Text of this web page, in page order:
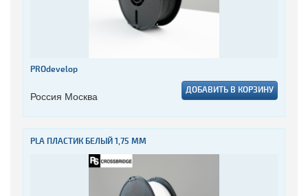
PROdevelop
Россия Москва ДОБАВИТЬ В КОРЗИНУ
PLA ПЛАСТИК БЕЛЫЙ 1,75 ММ